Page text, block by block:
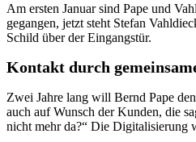
Am ersten Januar sind Pape und
gegangen, jetzt steht Stefan
Schild über der Eingangstür.
Kontakt durch
Zwei Jahre lang will Bernd Pape
auch auf Wunsch der Kunden, die
nicht mehr da?“ Die Digitalisierung